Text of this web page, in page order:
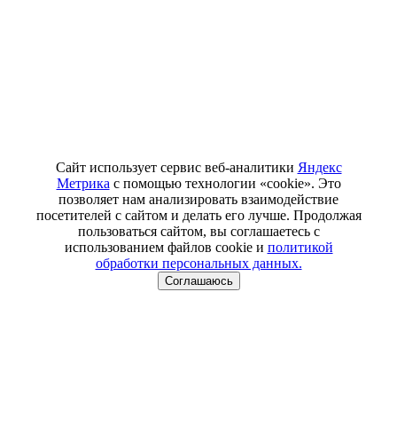
Сайт использует сервис веб-аналитики Яндекс
Метрика с помощью технологии «cookie». Это
позволяет нам анализировать взаимодействие
посетителей с сайтом и делать его лучше. Продолжая
пользоваться сайтом, вы соглашаетесь с
использованием файлов cookie и политикой
обработки персональных данных.
Соглашаюсь